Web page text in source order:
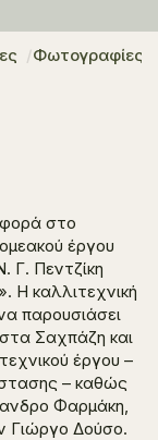
Φωτογραφίες
στο
έργου
Γ. Πεντζίκη
Η καλλιτεχνική
παρουσιάσει
Σαχπάζη και
έργου –
– καθώς
Φαρμάκη,
Γιώργο Δούσο.